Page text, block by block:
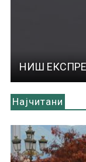
НИШ
Најчитани